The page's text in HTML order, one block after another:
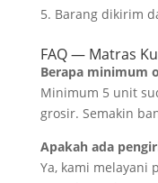
Barang dikirim
FAQ — Matras
Berapa minimum
Minimum 5 unit
grosir. Semakin
Apakah ada
Ya, kami melayani